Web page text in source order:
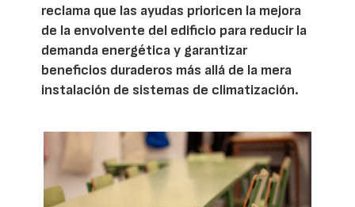
reclama que las ayudas prioricen la mejora
de la envolvente del edificio para reducir la
demanda energética y garantizar
beneficios duraderos más allá de la mera
instalación de sistemas de climatización.